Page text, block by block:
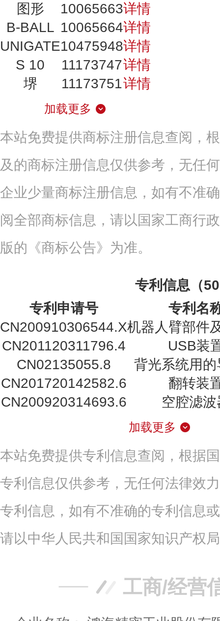
图形
10065663详情
B-BALL 10065664详情
UNIGATE10475948详情
S 10
11173747详情
堺
11173751详情
加载更多
本站免费提供商标注册信息查阅，
及的商标注册信息仅供参考，无任
企业少量商标注册信息，如有不准
阅全部商标信息，请以国家工商行
版的《商标公告》为准。
专利信息（
专利申请号
专利名
CN200910306544.X机器人臂部件
CN201120311796.4
USB装
CN02135055.8
背光系统用
CN201720142582.6
翻转装
CN200920314693.6
空腔滤波
加载更多
本站免费提供专利信息查阅，根据
专利信息仅供参考，无任何法律效
专利信息，如有不准确的专利信息
请以中华人民共和国国家知识产权
工商/经营